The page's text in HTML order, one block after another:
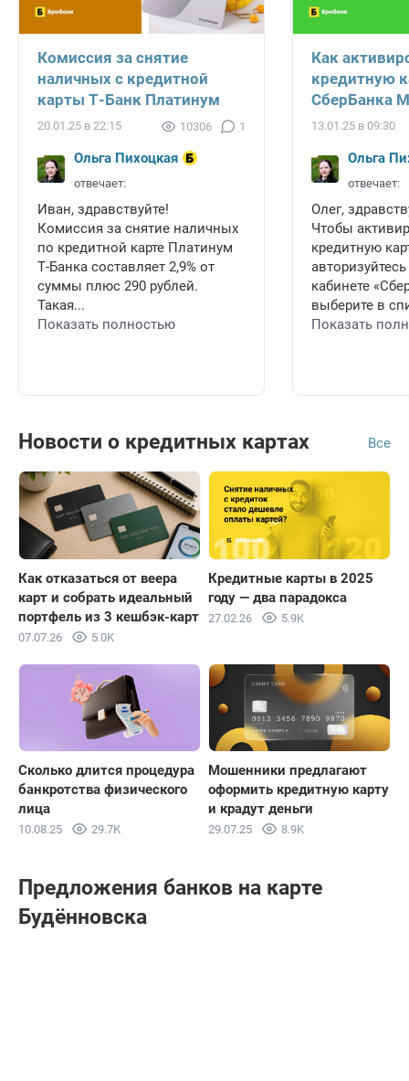
Комиссия за снятие
наличных с кредитной
карты Т-Банк Платинум
20.01.25 в 22:15 10306 1
Ольга Пихоцкая
отвечает:
Иван, здравствуйте!
Комиссия за снятие наличных
по кредитной карте Платинум
Т-Банка составляет 2,9% от
суммы плюс 290 рублей.
Такая...
Показать полностью
Как
кредитную
СберБанка
13.01.25 в 09:30
Ольга
отвечает:
Олег,
Чтобы
кредитную
кабинете
выберите в
Показать
Новости о кредитных картах Все
Как отказаться от веера
карт и собрать идеальный
портфель из 3 кешбэк-карт
07.07.26 5.0K
Кредитные карты в 2025
году — два парадокса
27.02.26 5.9K
Сколько длится процедура
банкротства физического
лица
10.08.25 29.7K
Мошенники предлагают
оформить кредитную карту
и крадут деньги
29.07.25 8.9K
Предложения банков на карте
Будённовска